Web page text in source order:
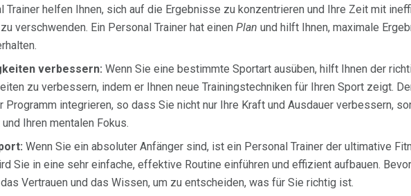
Trainer helfen Ihnen, sich auf die Ergebnisse zu konzentrieren und Ihre Zeit mit
verschwenden. Ein Personal Trainer hat einen Plan und hilft Ihnen, maximale
verbessern: Wenn Sie eine bestimmte Sportart ausüben, hilft Ihnen der
zu verbessern, indem er Ihnen neue Trainingstechniken für Ihren Sport zeigt.
Programm integrieren, so dass Sie nicht nur Ihre Kraft und Ausdauer verbessern,
Ihren mentalen Fokus.
Wenn Sie ein absoluter Anfänger sind, ist ein Personal Trainer der ultimative
Sie in eine sehr einfache, effektive Routine einführen und effizient aufbauen.
Vertrauen und das Wissen, um zu entscheiden, was für Sie richtig ist.